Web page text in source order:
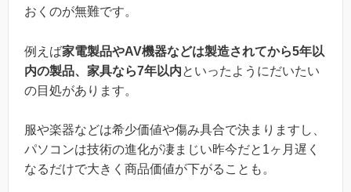
おくのが無難です。
例えば家電製品やAV機器などは製造されてから5年以
内の製品、家具なら7年以内といったようにだいたい
の目処があります。
服や楽器などは希少価値や傷み具合で決まりますし、
パソコンは技術の進化が凄まじい昨今だと1ヶ月遅く
なるだけで大きく商品価値が下がることも。